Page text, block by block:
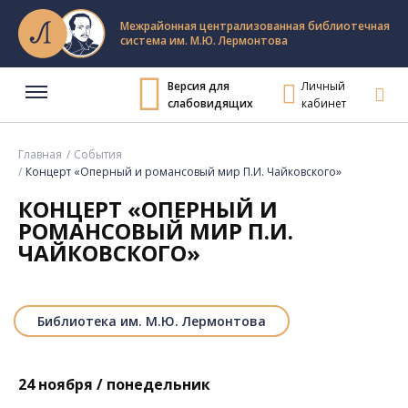
Межрайонная централизованная библиотечная
система им. М.Ю. Лермонтова
Версия для
слабовидящих
Личный
кабинет
Главная
События
Концерт «Оперный и романсовый мир П.И. Чайковского»
КОНЦЕРТ «ОПЕРНЫЙ И
РОМАНСОВЫЙ МИР П.И.
ЧАЙКОВСКОГО»
Библиотека им. М.Ю. Лермонтова
24 ноября / понедельник